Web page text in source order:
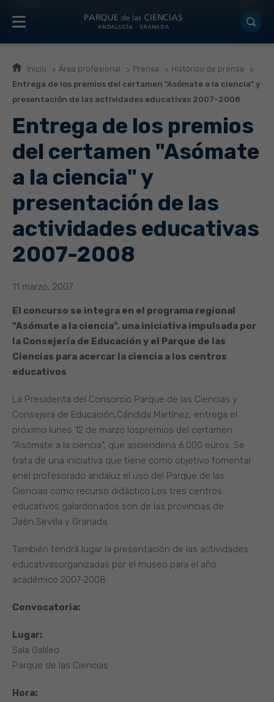
Inicio Área profesional Prensa
Histórico de prensa
Entrega de los premios del certamen "Asómate a la ciencia" y
presentación de las actividades educativas 2007-2008
Entrega de los premios
del certamen "Asómate
a la ciencia" y
presentación de las
actividades educativas
2007-2008
11 marzo, 2007
El concurso se integra en el programa regional
"Asómate a la ciencia", una iniciativa impulsada por
la Consejería de Educación y el Parque de las
Ciencias para acercar la ciencia a los centros
educativos
La Presidenta del Consorcio Parque de las Ciencias y
Consejera de Educación,Cándida Martínez, entrega el
próximo lunes 12 de marzo lospremios del certamen
"Asómate a la ciencia", que asciendena 6.000 euros. Se
trata de una iniciativa que tiene como objetivo fomentar
enel profesorado andaluz el uso del Parque de las
Ciencias como recurso didáctico.Los tres centros
educativos galardonados son de las provincias de
Jaén,Sevilla y Granada.
También tendrá lugar la presentación de las actividades
educativasorganizadas por el museo para el año
académico 2007-2008.
Convocatoria:
Lugar:
Sala Galileo
Parque de las Ciencias
Hora: